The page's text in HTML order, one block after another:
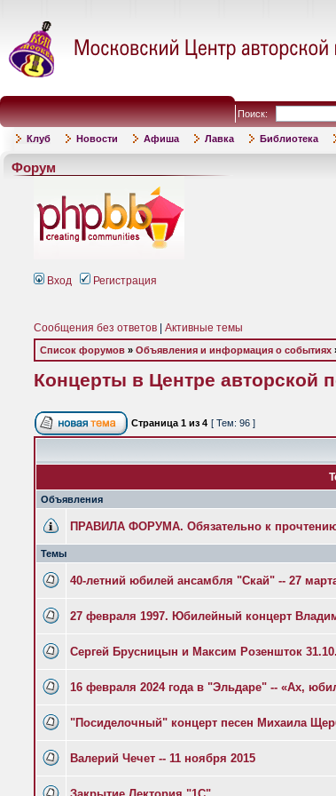
Поиск:
Клуб Новости Афиша Лавка Библиотека
Форум
Вход Регистрация
Сообщения без ответов Активные темы
Список форумов » Объявления и информация о событиях
Концерты в Центре
Страница 1 из 4 [ Тем: 96 ]
Объявления
ПРАВИЛА ФОРУМА. Обязательно к
Темы
40-летний юбилей ансамбля "Скай" -- 27
27 февраля 1997. Юбилейный концерт
Сергей Брусницын и Максим Розеншток
16 февраля 2024 года в "Эльдаре" -- «Ах,
"Посиделочный" концерт песен Михаила
Валерий Чечет -- 11 ноября 2015